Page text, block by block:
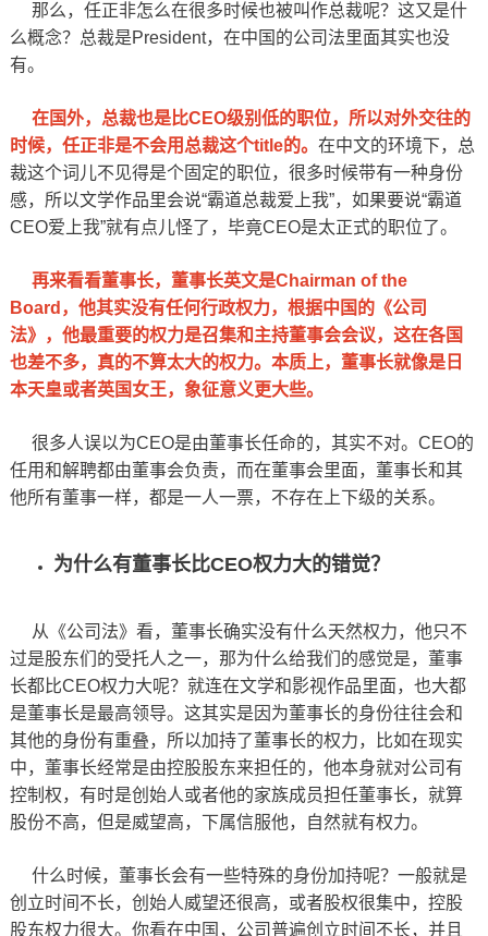
那么，任正非怎么在很多时候也被叫作总裁呢？这又是什
么概念？总裁是President，在中国的公司法里面其实也没
有。
在国外，总裁也是比CEO级别低的职位，所以对外交往的
时候，任正非是不会用总裁这个title的。 在中文的环境下，总
裁这个词儿不见得是个固定的职位，很多时候带有一种身份
感，所以文学作品里会说“霸道总裁爱上我”，如果要说“霸道
CEO爱上我”就有点儿怪了，毕竟CEO是太正式的职位了。
再来看看董事长，董事长英文是Chairman of the
Board，他其实没有任何行政权力，根据中国的《公司
法》，他最重要的权力是召集和主持董事会会议，这在各国
也差不多，真的不算太大的权力。本质上，董事长就像是日
本天皇或者英国女王，象征意义更大些。
很多人误以为CEO是由董事长任命的，其实不对。CEO的
任用和解聘都由董事会负责，而在董事会里面，董事长和其
他所有董事一样，都是一人一票，不存在上下级的关系。
为什么有董事长比CEO权力大的错觉？
从《公司法》看，董事长确实没有什么天然权力，他只不
过是股东们的受托人之一，那为什么给我们的感觉是，董事
长都比CEO权力大呢？就连在文学和影视作品里面，也大都
是董事长是最高领导。这其实是因为董事长的身份往往会和
其他的身份有重叠，所以加持了董事长的权力，比如在现实
中，董事长经常是由控股股东来担任的，他本身就对公司有
控制权，有时是创始人或者他的家族成员担任董事长，就算
股份不高，但是威望高，下属信服他，自然就有权力。
什么时候，董事长会有一些特殊的身份加持呢？一般就是
创立时间不长，创始人威望还很高，或者股权很集中，控股
股东权力很大。你看在中国，公司普遍创立时间不长，并且